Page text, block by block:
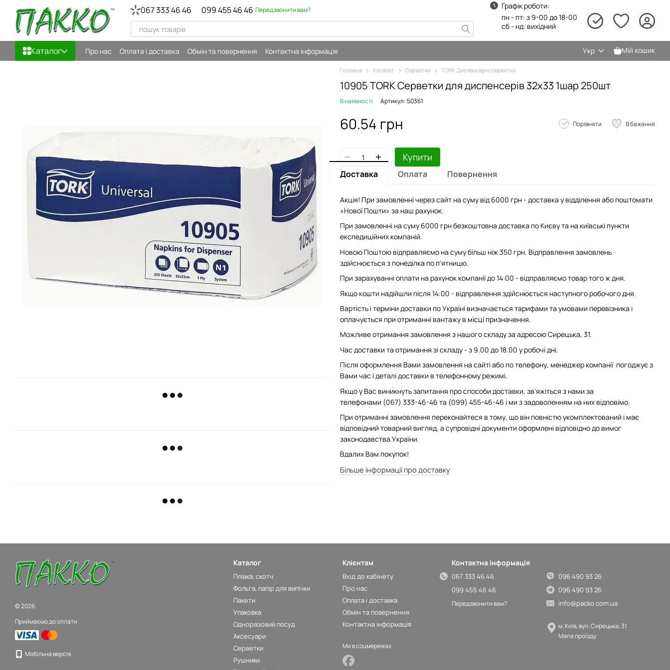
Перейти до основного контенту 067 333 46 46 099 455 46 46 Передзвонити вам?
Графік роботи:
пн - пт: з 9-00 до 18-00
сб - нд: вихідний
Каталог Про нас Оплата і доставка Обмін та повернення Контактна інформація Укр Мій кошик
Головна Каталог Серветки TORK Диспенсерні серветки
10905 TORK Серветки для диспенсерів 32х33 1шар 250шт
В наявності Артикул: 50361
60.54 грн Порівняти В бажання
Купити
Доставка Оплата Повернення
Акція! При замовленні через сайт на суму від 6000 грн - доставка у відділення або поштомати
«Нової Пошти» за наш рахунок.
При замовленні на суму 6000 грн безкоштовна доставка по Києву та на київські пункти
експедиційних компаній.
Новою Поштою відправляємо на суму більш ніж 350 грн. Відправлення замовлень
здійснюється з понеділка по п'ятницю.
При зарахуванні оплати на рахунок компанії до 14:00 - відправляємо товар того ж дня.
Якщо кошти надійшли після 14:00 - відправлення здійснюється наступного робочого дня.
Вартість і терміни доставки по Україні визначається тарифами та умовами перевізника і
оплачується при отриманні вантажу в місці призначення.
Можливе отримання замовлення з нашого складу за адресою Сирецька, 31.
Час доставки та отримання зі складу - з 9.00 до 18.00 у робочі дні.
Після оформлення Вами замовлення на сайті або по телефону, менеджер компанії погоджує з
Вами час і деталі доставки в телефонному режимі.
Якщо у Вас виникнуть запитання про способи доставки, зв'яжіться з нами за
телефонами (067) 333-46-46 та (099) 455-46-46 і ми з задоволенням на них відповімо.
При отриманні замовлення переконайтеся в тому, що він повністю укомплектований і має
відповідний товарний вигляд, а супровідні документи оформлені відповідно до вимог
законодавства України.
Вдалих Вам покупок!
Більше інформації про доставку
© 2026
Приймаємо до оплати
Мобільна версія
Каталог
Плівка, скотч
Фольга, папір для випічки
Пакети
Упаковка
Одноразовий посуд
Аксесуари
Серветки
Рушники
Клієнтам
Вхід до кабінету
Про нас
Оплата і доставка
Обмін та повернення
Контактна інформація
Ми в соцмережах
Контактна інформація
067 333 46 46
099 455 46 46
Передзвонити вам?
096 490 93 26
096 490 93 26
info@packo.com.ua
м. Київ, вул. Сирецька, 31
Мапа проїзду